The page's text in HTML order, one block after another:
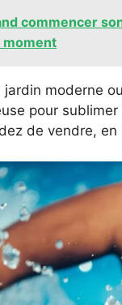
commencer
moment
jardin moderne
pour
de vendre,